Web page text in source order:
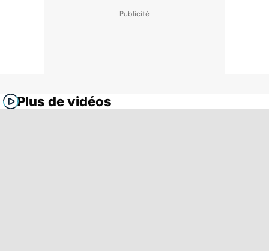
Plus de vidéos